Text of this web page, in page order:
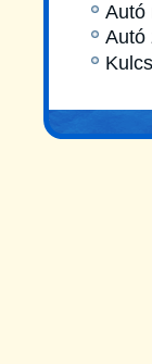
Autó
Autó